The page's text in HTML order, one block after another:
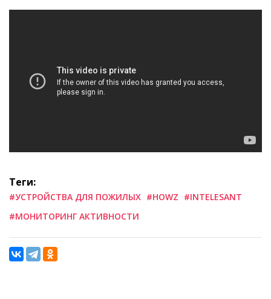
Теги:
#УСТРОЙСТВА ДЛЯ ПОЖИЛЫХ #HOWZ #INTELESANT
#МОНИТОРИНГ АКТИВНОСТИ